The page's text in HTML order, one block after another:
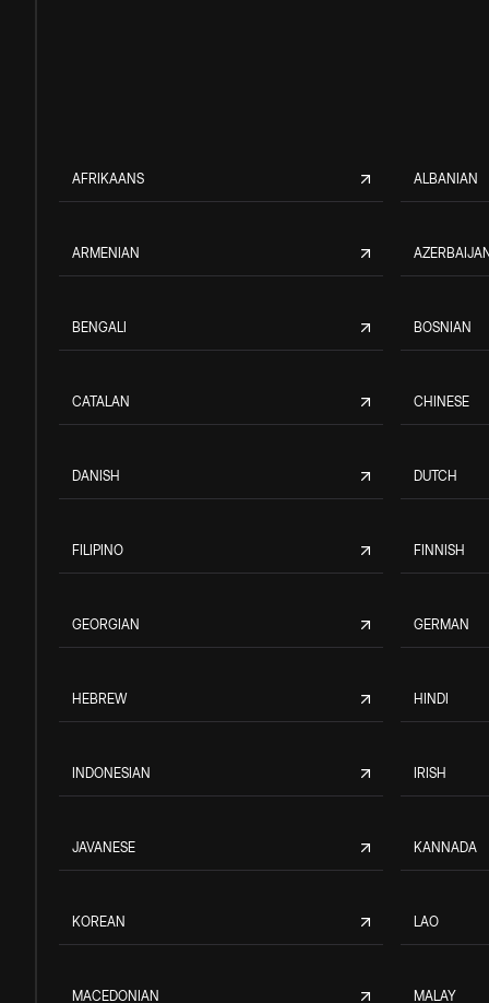
AFRIKAANS ALBANIAN
ARMENIAN
BENGALI BOSNIAN
CATALAN CHINESE
DANISH DUTCH
FILIPINO FINNISH
GEORGIAN GERMAN
HEBREW HINDI
INDONESIAN IRISH
JAVANESE KANNADA
KOREAN LAO
MACEDONIAN MALAY